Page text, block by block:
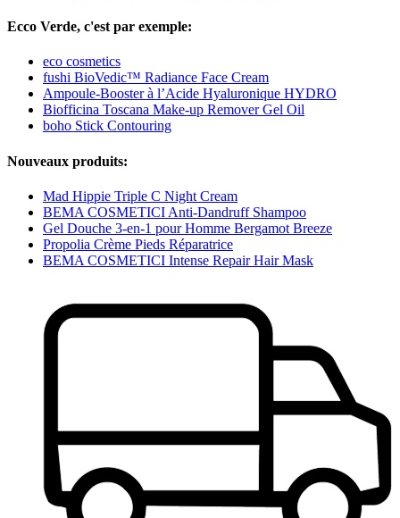
Ecco Verde, c'est par exemple:
eco cosmetics
fushi BioVedic™ Radiance Face Cream
Ampoule-Booster à l’Acide Hyaluronique HYDRO
Biofficina Toscana Make-up Remover Gel Oil
boho Stick Contouring
Nouveaux produits:
Mad Hippie Triple C Night Cream
BEMA COSMETICI Anti-Dandruff Shampoo
Gel Douche 3-en-1 pour Homme Bergamot Breeze
Propolia Crème Pieds Réparatrice
BEMA COSMETICI Intense Repair Hair Mask